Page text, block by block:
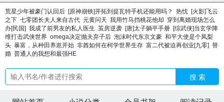
荒星少年被豪门认回后 [原神崩铁]开拓到提瓦特手机还能用吗？ 热忱 [火影]飞云
之下 七零团长夫人来自古代 元黄问天 我用竹马挡桃花他却 穿到离婚现场怎么
办[民国] 我成了前男友的私人医生 茧房逆袭 [唐]太子躺平手册 [综武侠]当玄学降
维打击武侠世界 omega决定抛夫弃子后 泡沫时代东京文豪 和平大使是个凤梨
头 暴富，从种田养崽开始 非酋如何在柯学世界生存 富二代被迫再创业[九零] 替
婚 普通人的我想和最强HE
搜 索